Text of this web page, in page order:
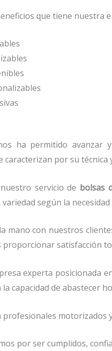
que tiene nuestra
ha permitido avanzar
caracterizan por su
servicio de bolsas
según la necesidad
mano con nuestros
proporcionar satisfacción
experta posicionada
la capacidad de abastecer
motorizados
por ser cumplidos,